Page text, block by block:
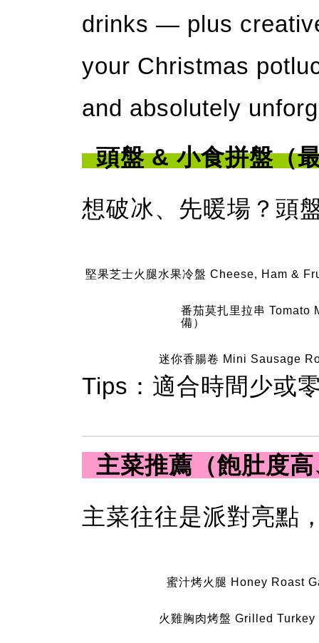
drinks — plus
your Christmas
and absolutely
頭盤 & 小食拼盤（
想破冰、先暖場？頭
堅果芝士火腿水果冷盤 Cheese, Ham &
番茄莫扎里拉串 Tomato
備）
迷你香腸卷 Mini Sausage
Tips：適合時間少或
主菜推薦（飽肚度
主菜往往是派對亮點
蜜汁烤火腿 Honey Roast
火雞胸肉烤盤 Grilled